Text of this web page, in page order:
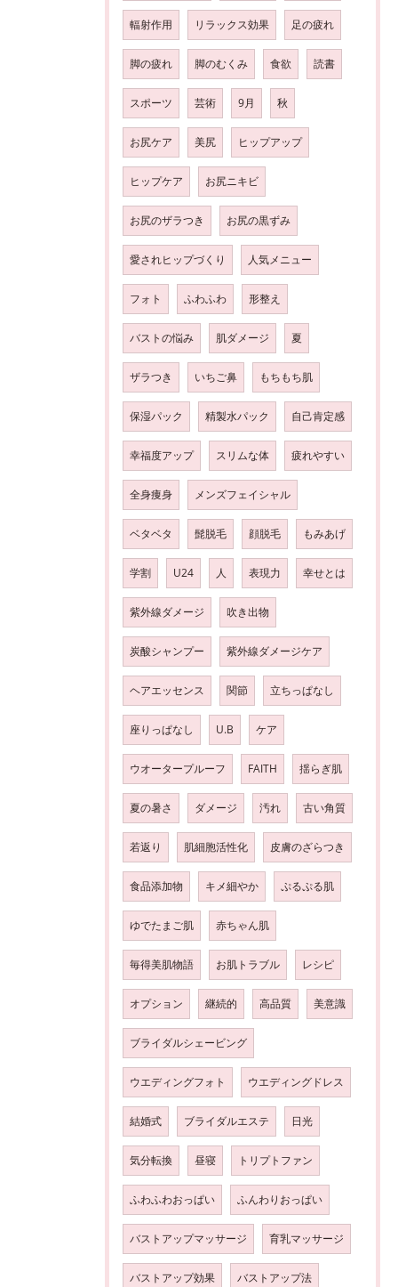
輻射作用 リラックス効果 足の疲れ
脚の疲れ 脚のむくみ 食欲 読書
スポーツ 芸術 9月 秋
お尻ケア 美尻 ヒップアップ
ヒップケア お尻ニキビ
お尻のザラつき お尻の黒ずみ
愛されヒップづくり 人気メニュー
フォト ふわふわ 形整え
バストの悩み 肌ダメージ 夏
ザラつき いちご鼻 もちもち肌
保湿パック 精製水パック 自己肯定感
幸福度アップ スリムな体 疲れやすい
全身痩身 メンズフェイシャル
ベタベタ 髭脱毛 顔脱毛 もみあげ
学割 U24 人 表現力 幸せとは
紫外線ダメージ 吹き出物
炭酸シャンプー 紫外線ダメージケア
ヘアエッセンス 関節 立ちっぱなし
座りっぱなし U.B ケア
ウオータープルーフ FAITH 揺らぎ肌
夏の暑さ ダメージ 汚れ 古い角質
若返り 肌細胞活性化 皮膚のざらつき
食品添加物 キメ細やか ぷるぷる肌
ゆでたまご肌 赤ちゃん肌
毎得美肌物語 お肌トラブル レシピ
オプション 継続的 高品質 美意識
ブライダルシェービング
ウエディングフォト ウエディングドレス
結婚式 ブライダルエステ 日光
気分転換 昼寝 トリプトファン
ふわふわおっぱい ふんわりおっぱい
バストアップマッサージ 育乳マッサージ
バストアップ効果 バストアップ法